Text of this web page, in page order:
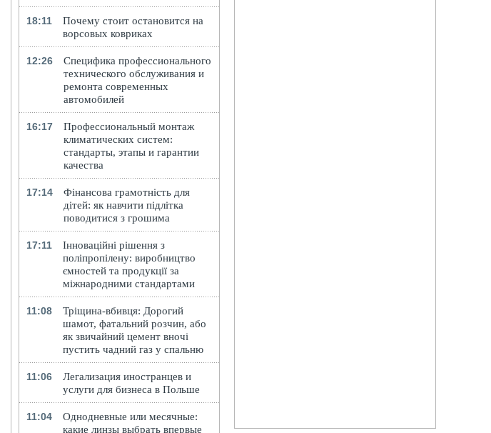
18:11
Почему стоит остановится на
ворсовых ковриках
12:26
Специфика профессионального
технического обслуживания и
ремонта современных
автомобилей
16:17
Профессиональный монтаж
климатических систем:
стандарты, этапы и гарантии
качества
17:14
Фінансова грамотність для
дітей: як навчити підлітка
поводитися з грошима
17:11
Інноваційні рішення з
поліпропілену: виробництво
ємностей та продукції за
міжнародними стандартами
11:08
Тріщина-вбивця: Дорогий
шамот, фатальний розчин, або
як звичайний цемент вночі
пустить чадний газ у спальню
11:06
Легализация иностранцев и
услуги для бизнеса в Польше
11:04
Однодневные или месячные:
какие линзы выбрать впервые